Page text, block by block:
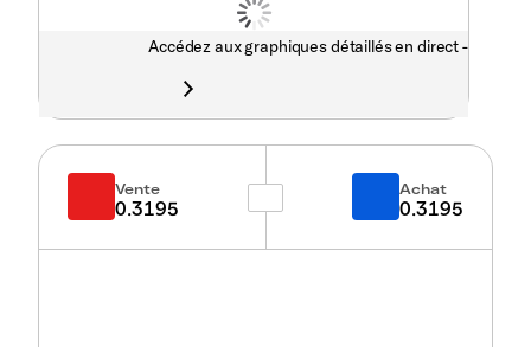
Accédez aux graphiques détaillés en direct -
Vente
0.3195
Achat
0.3195